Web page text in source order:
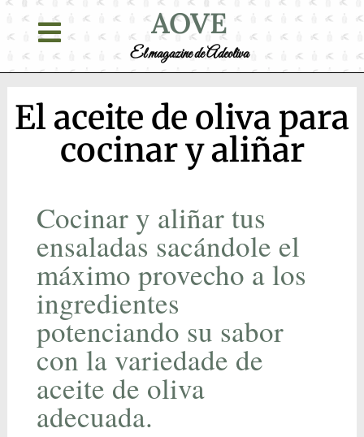
AOVE
El magazine de Adeoliva
El aceite de oliva para
cocinar y aliñar
Cocinar y aliñar tus
ensaladas sacándole el
máximo provecho a los
ingredientes
potenciando su sabor
con la variedade de
aceite de oliva
adecuada.